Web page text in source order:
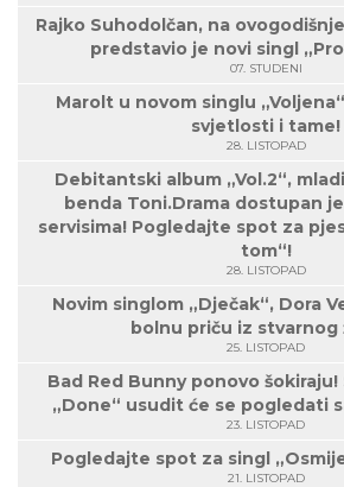
Rajko Suhodolčan, na
predstavio je novi singl
07. STUDENI
Marolt u novom singlu
svjetlosti i tame!
28. LISTOPAD
Debitantski album „Vol.2“,
benda Toni.Drama dostupan
servisima! Pogledajte spot za
tom“!
28. LISTOPAD
Novim singlom „Dječak“, Dora
bolnu priču iz stvarnog
25. LISTOPAD
Bad Red Bunny ponovo
„Done“ usudit će se pogledati
23. LISTOPAD
Pogledajte spot za singl
21. LISTOPAD